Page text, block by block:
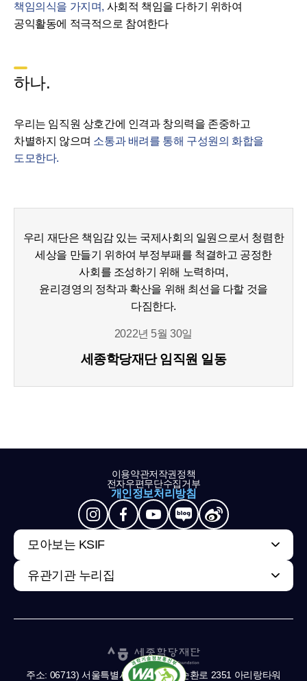
책임의식을 가지며, 사회적 책임을 다하기 위하여
공익활동에 적극적으로 참여한다
하나.
우리는 임직원 상호간에 인격과 창의력을 존중하고
차별하지 않으며 소통과 배려를 통해 구성원의 화합을
도모한다.
우리 재단은 책임감 있는 국제사회의 일원으로서 청렴한
세상을 만들기 위하여 부정부패를 척결하고 공정한
사회를 조성하기 위해 노력하며,
윤리경영의 정착과 확산을 위해 최선을 다할 것을
다짐한다.
2022년 5월 30일
세종학당재단 임직원 일동
이용약관저작권정책
전자우편무단수집거부
개인정보처리방침
모아보는 KSIF
유관기관 누리집
주소: 06713) 서울특별시 서초구 남부순환로 2351 아리랑타워